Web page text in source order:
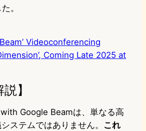
。
Videoconferencing
Coming Late 2025 at
】
Google Beamは、単なる高
ステムではありません。 これ